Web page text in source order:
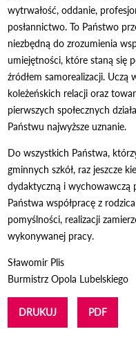
wytrwałość, oddanie,
posłannictwo. To Państwo
niezbędną do zrozumienia
umiejętności, które staną się
źródłem samorealizacji. Uczą
koleżeńskich relacji oraz
pierwszych społecznych
Państwu najwyższe uznanie.
Do wszystkich Państwa,
gminnych szkół, raz jeszcze
dydaktyczną i wychowawczą
Państwa współpracę z
pomyślności, realizacji
wykonywanej pracy.
Sławomir Plis
Burmistrz Opola Lubelskiego
DRUKUJ PDF